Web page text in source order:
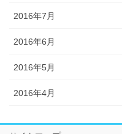
2016年7月
2016年6月
2016年5月
2016年4月